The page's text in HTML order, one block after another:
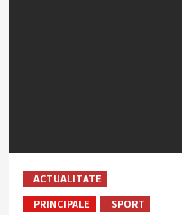
ACTUALITATE
PRINCIPALE
SPORT